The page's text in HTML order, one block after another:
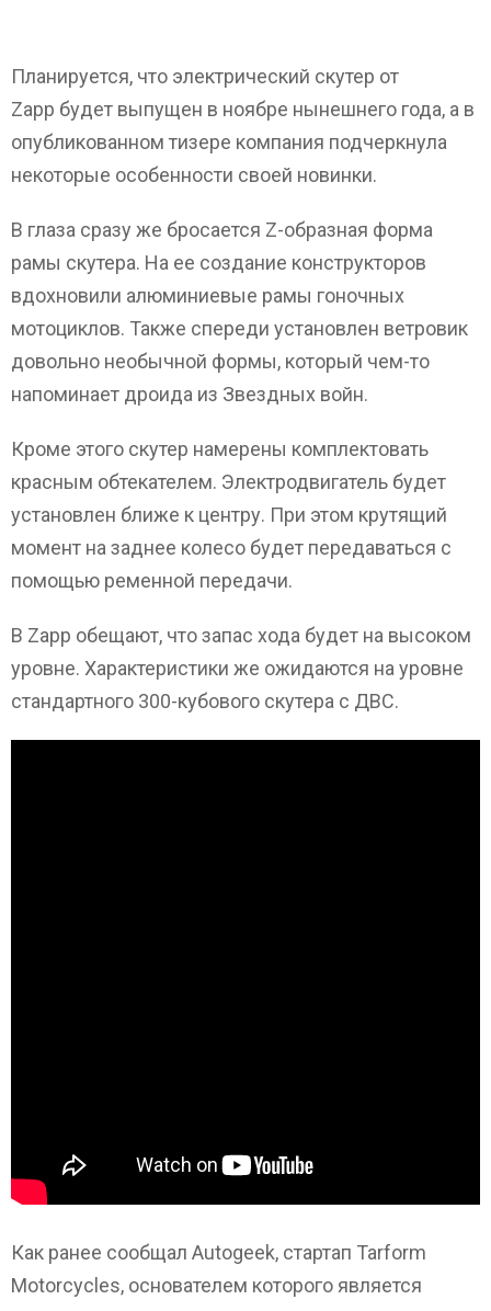
Планируется, что электрический скутер от
Zapp будет выпущен в ноябре нынешнего года, а в
опубликованном тизере компания подчеркнула
некоторые особенности своей новинки.
В глаза сразу же бросается Z-образная форма
рамы скутера. На ее создание конструкторов
вдохновили алюминиевые рамы гоночных
мотоциклов. Также спереди установлен ветровик
довольно необычной формы, который чем-то
напоминает дроида из Звездных войн.
Кроме этого скутер намерены комплектовать
красным обтекателем. Электродвигатель будет
установлен ближе к центру. При этом крутящий
момент на заднее колесо будет передаваться с
помощью ременной передачи.
В Zapp обещают, что запас хода будет на высоком
уровне. Характеристики же ожидаются на уровне
стандартного 300-кубового скутера с ДВС.
Как ранее сообщал Autogeek, стартап Tarform
Motorcycles, основателем которого является